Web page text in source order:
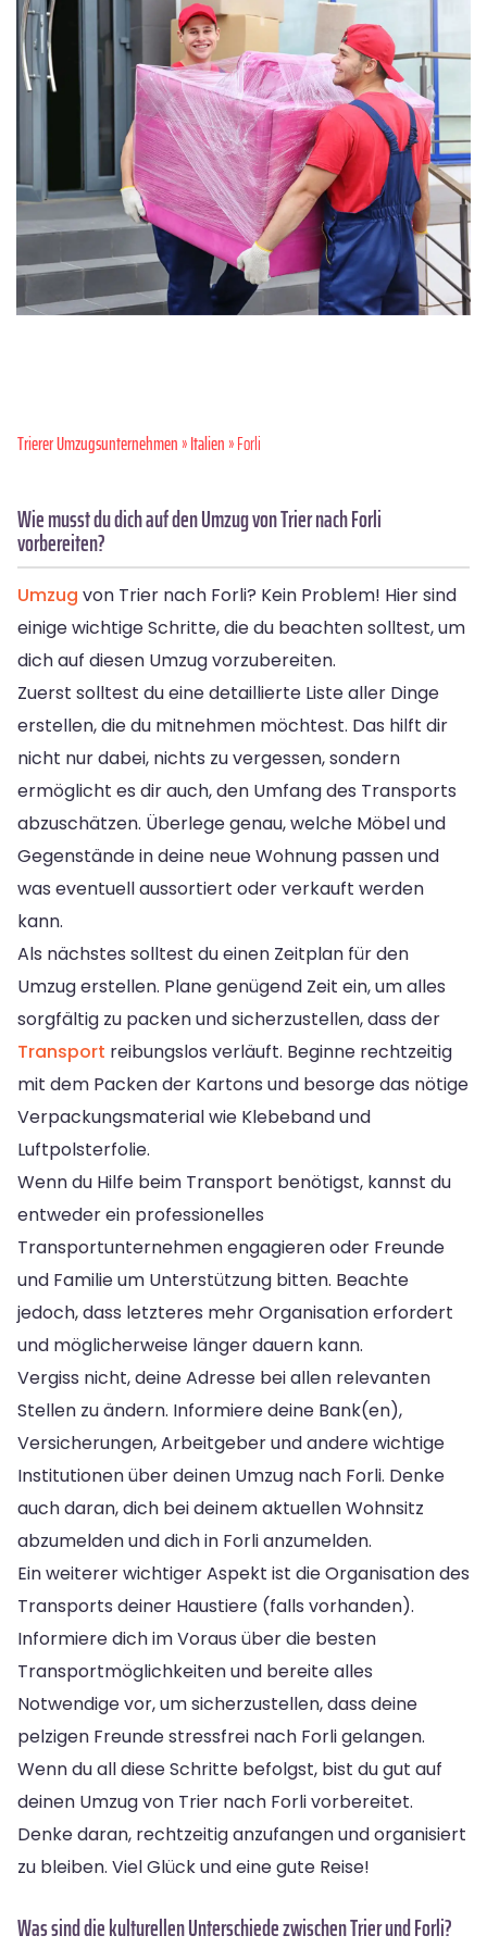
Trierer Umzugsunternehmen»Italien» Forli
Wie musst du dich auf den Umzug von Trier nach Forli
vorbereiten?
Umzug von Trier nach Forli? Kein Problem! Hier sind
einige wichtige Schritte, die du beachten solltest, um
dich auf diesen Umzug vorzubereiten.
Zuerst solltest du eine detaillierte Liste aller Dinge
erstellen, die du mitnehmen möchtest. Das hilft dir
nicht nur dabei, nichts zu vergessen, sondern
ermöglicht es dir auch, den Umfang des Transports
abzuschätzen. Überlege genau, welche Möbel und
Gegenstände in deine neue Wohnung passen und
was eventuell aussortiert oder verkauft werden
kann.
Als nächstes solltest du einen Zeitplan für den
Umzug erstellen. Plane genügend Zeit ein, um alles
sorgfältig zu packen und sicherzustellen, dass der
Transport reibungslos verläuft. Beginne rechtzeitig
mit dem Packen der Kartons und besorge das nötige
Verpackungsmaterial wie Klebeband und
Luftpolsterfolie.
Wenn du Hilfe beim Transport benötigst, kannst du
entweder ein professionelles
Transportunternehmen engagieren oder Freunde
und Familie um Unterstützung bitten. Beachte
jedoch, dass letzteres mehr Organisation erfordert
und möglicherweise länger dauern kann.
Vergiss nicht, deine Adresse bei allen relevanten
Stellen zu ändern. Informiere deine Bank(en),
Versicherungen, Arbeitgeber und andere wichtige
Institutionen über deinen Umzug nach Forli. Denke
auch daran, dich bei deinem aktuellen Wohnsitz
abzumelden und dich in Forli anzumelden.
Ein weiterer wichtiger Aspekt ist die Organisation des
Transports deiner Haustiere (falls vorhanden).
Informiere dich im Voraus über die besten
Transportmöglichkeiten und bereite alles
Notwendige vor, um sicherzustellen, dass deine
pelzigen Freunde stressfrei nach Forli gelangen.
Wenn du all diese Schritte befolgst, bist du gut auf
deinen Umzug von Trier nach Forli vorbereitet.
Denke daran, rechtzeitig anzufangen und organisiert
zu bleiben. Viel Glück und eine gute Reise!
Was sind die kulturellen Unterschiede zwischen Trier und Forli?